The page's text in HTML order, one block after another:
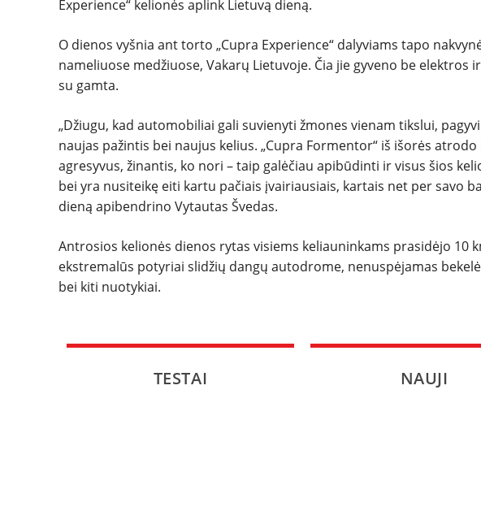
Experience“ kelionės aplink Lietuvą dieną.
O dienos vyšnia ant torto „Cupra Experience“ dalyviams tapo
nameliuose medžiuose, Vakarų Lietuvoje. Čia jie gyveno be
su gamta.
„Džiugu, kad automobiliai gali suvienyti žmones vienam tikslui,
naujas pažintis bei naujus kelius. „Cupra Formentor“ iš išorės
agresyvus, žinantis, ko nori – taip galėčiau apibūdinti ir visus šios
bei yra nusiteikę eiti kartu pačiais įvairiausiais, kartais net per savo
dieną apibendrino Vytautas Švedas.
Antrosios kelionės dienos rytas visiems keliauninkams prasidėjo 10
ekstremalūs potyriai slidžių dangų autodrome, nenuspėjamas
bei kiti nuotykiai.
TESTAI NAUJI